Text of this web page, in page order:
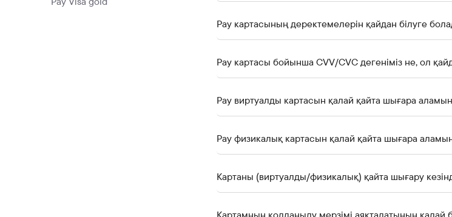
Pay картасының деректемелерін қайдан білуге
Pay виртуалды картасын қалай қайта шығара
Paу физикалық картасын қалай қайта шығара
Картаны (виртуалды/физикалық) қайта шығару